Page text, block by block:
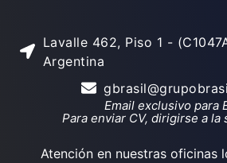
Lavalle 462, Piso 1 -
Argentina
Email exclusivo para
Para enviar CV, dirigirse a la
Atención en nuestras oficinas